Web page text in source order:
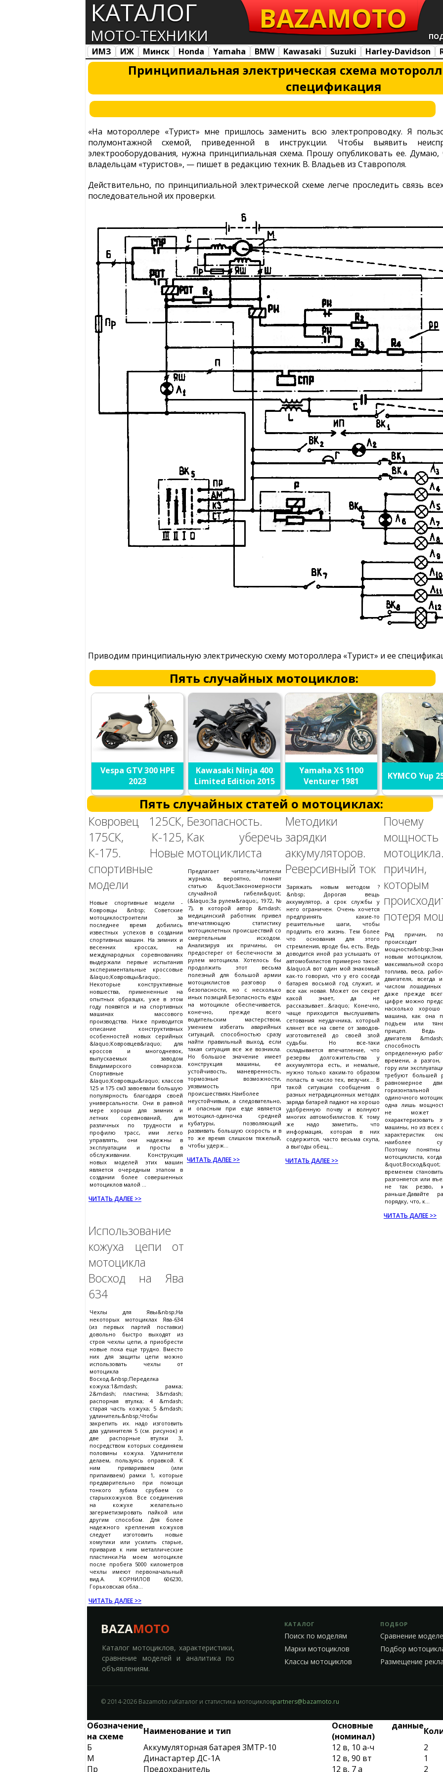
КАТАЛОГ
МОТО-ТЕХНИКИ
BAZAMOTO
ИМЗ ИЖ Минск Honda Yamaha BMW Kawasaki Suzuki Harley-Davidson
Все марки
Загрузка...
Принципиальная электрическая схема
спецификация
«На мотороллере «Турист» мне пришлось заменить всю электропроводку. Я
полумонтажной схемой, приведенной в инструкции. Чтобы выявить
электрооборудования, нужна принципиальная схема. Прошу опубликовать ее.
владельцам «туристов», — пишет в редакцию техник В. Владьев из Ставрополя.
Действительно, по принципиальной электрической схеме легче проследить связь
последовательной их проверки.
Приводим принципиальную электрическую схему мотороллера «Турист» и ее
Пять случайных мотоциклов:
Vespa GTV 300 HPE
2023
Kawasaki Ninja 400
Limited Edition 2015
Yamaha XS 1100
Venturer 1981
KYMCO Yup
Пять случайных статей о мотоциклах:
Ковровец 125СК,
175СК, К-125,
К-175. Новые
спортивные
модели
Новые спортивные модели -
Ковровцы &nbsp; Советские
мотоциклостроители за
последнее время добились
известных успехов в создании
спортивных машин. На зимних и
весенних кроссах, на
международных соревнованиях
выдержали первые испытания
экспериментальные кроссовые
&laquo;Ковровцы&raquo;.
Некоторые конструктивные
новшества, примененные на
опытных образцах, уже в этом
году появятся и на спортивных
машинах массового
производства. Ниже приводится
описание конструктивных
особенностей новых серийных
&laquo;Ковровцев&raquo; для
кроссов и многодневок,
выпускаемых заводом
Владимирского совнархоза.
Спортивные
&laquo;Ковровцы&raquo; классов
125 и 175 см3 завоевали большую
популярность благодаря своей
универсальности. Они в равной
мере хороши для зимних и
летних соревнований, для
различных по трудности и
профилю трасс, ими легко
управлять, они надежны в
эксплуатации и просты в
обслуживании. Конструкция
новых моделей этих машин
является очередным этапом в
создании более совершенных
мотоциклов малой ...
ЧИТАТЬ ДАЛЕЕ >>
Безопасность.
Как уберечь
мотоциклиста
Предлагает читательЧитатели
журнала, вероятно, помнят
статью &quot;Закономерности
случайной гибели&quot;
(&laquo;За рулем&raquo;, 1972, №
7), в которой автор &mdash;
медицинский работник привел
впечатляющую статистику
мотоциклетных происшествий со
смертельным исходом.
Анализируя их причины, он
предостерег от беспечности за
рулем мотоцикла. Хотелось бы
продолжить этот весьма
полезный для большой армии
мотоциклистов разговор о
безопасности, но с несколько
иных позиций.Безопасность езды
на мотоцикле обеспечивается,
конечно, прежде всего
водительским мастерством,
умением избегать аварийных
ситуаций, способностью сразу
найти правильный выход, если
такая ситуация все же возникла.
Но большое значение имеет
конструкция машины, ее
устойчивость, маневренность,
тормозные возможности,
уязвимость при
происшествиях.Наиболее
неустойчивым, а следовательно,
и опасным при езде является
мотоцикл-одиночка средней
кубатуры, позволяющий
развивать большую скорость и в
то же время слишком тяжелый,
чтобы удерж...
ЧИТАТЬ ДАЛЕЕ >>
Методики
зарядки
аккумуляторов.
Реверсивный ток
Заряжать новым методом ?
&nbsp; Дорогая вещь
аккумулятор, а срок службы у
него ограничен. Очень хочется
предпринять какие-то
решительные шаги, чтобы
продлить его жизнь. Тем более
что основания для этого
стремления, вроде бы, есть. Ведь
доводится иной раз услышать от
автомобилистов примерно такое:
&laquo;А вот один мой знакомый
как-то говорил, что у его соседа
батарея восьмой год служит, и
все как новая. Может он секрет
какой знает, да не
рассказывает...&raquo; Конечно,
чаще приходится выслушивать
сетования неудачника, который
клянет все на свете от заводов-
изготовителей до своей злой
судьбы. Но все-таки
складывается впечатление, что
резервы долгожительства у
аккумулятора есть, и немалые,
нужно только каким-то образом
попасть в число тех, везучих... В
такой ситуации сообщения о
разных нетрадиционных методах
заряда батарей падают на хорошо
удобренную почву и волнуют
многих автомобилистов. К тому
же надо заметить, что
информация, которая в них
содержится, часто весьма скупа,
а выгоды обещ...
ЧИТАТЬ ДАЛЕЕ >>
Почему
мощность
которым
потеря
Ряд причин,
новым
максимальной
топлива, веса,
двигателя, всегда
числом
даже прежде
цифре можно
насколько хорошо
машина, как она
подъем или
прицеп. Ведь
двигателя
способность
определенную
времени, а
гору или
требуют большей
равномерное
одиночного
одна лишь
не может
охарактеризовать
машины, но из всех
характеристик
наиболее
Поэтому
мотоциклиста,
&quot;Восход&quot;
временем
разгоняется или
не так резво,
раньше.Давайте
порядку, что, к...
ЧИТАТЬ ДАЛЕЕ >>
Использование
кожуха цепи от
мотоцикла
Восход на Ява
634
Чехлы для Явы&nbsp;На
некоторых мотоциклах Ява-634
(из первых партий поставки)
довольно быстро выходят из
строя чехлы цепи, а приобрести
новые пока еще трудно. Вместо
них для защиты цепи можно
использовать чехлы от
мотоцикла
Восход.&nbsp;Переделка
кожуха:1&mdash; рамка;
2&mdash; пластина; 3&mdash;
распорная втулка; 4 &mdash;
старая часть кожуха; 5 &mdash;
удлинитель&nbsp;Чтобы
закрепить их. надо изготовить
два удлинителя 5 (см. рисунок) и
две распорные втулки 3,
посредством которых соединяем
половины кожуха. Удлинители
делаем, пользуясь оправкой. К
ним привариваем (или
припаиваем) рамки 1, которые
предварительно при помощи
тонкого зубила срубаем со
старыхкожухов. Все соединения
на кожухе желательно
загерметизировать пайкой или
другим способом. Для более
надежного крепления кожухов
следует изготовить новые
хомутики или усилить старые,
приварив к ним металлические
пластинки.На моем мотоцикле
после пробега 5000 километров
чехлы имеют первоначальный
вид.А. КОРНИЛОВ 606230,
Горьковская обла...
ЧИТАТЬ ДАЛЕЕ >>
BAZAMOTO
Каталог мотоциклов, характеристики,
сравнение моделей и аналитика по
объявлениям.
КАТАЛОГ
Поиск по моделям
Марки мотоциклов
Классы мотоциклов
ПОДБОР
Сравнение
Подбор
Размещение
© 2014-2026 Bazamoto.ruКаталог и статистика мотоцикловpartners@bazamoto.ru
Обозначение
на схеме
Наименование и тип
Основные данные
(номинал)
Б
Аккумуляторная батарея 3МТР-10 12 в, 10 а-ч
2
М
Династартер ДС-1А 12 в, 90 вт
1
Пр
Предохранитель 12 в, 7 а 2